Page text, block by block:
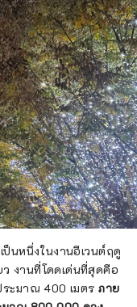
นหนึ่งในงานอีเวนต์ฤดู
งานที่โดดเด่นที่สุดคือ
ระมาณ 400 เมตรภาย